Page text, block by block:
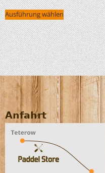
Ausführung wählen
Anfahrt